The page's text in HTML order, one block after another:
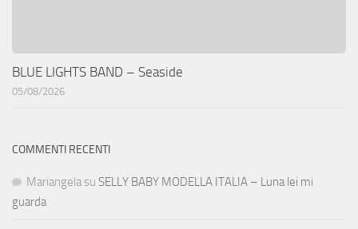
BLUE LIGHTS BAND – Seaside
05/08/2026
COMMENTI RECENTI
Mariangela su SELLY BABY MODELLA ITALIA – Luna lei mi
guarda